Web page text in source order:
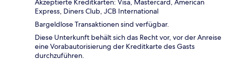
Akzeptierte Kreditkarten: Visa, Mastercard, American
Express, Diners Club, JCB International
Bargeldlose Transaktionen sind verfügbar.
Diese Unterkunft behält sich das Recht vor, vor der Anreise
eine Vorabautorisierung der Kreditkarte des Gasts
durchzuführen.